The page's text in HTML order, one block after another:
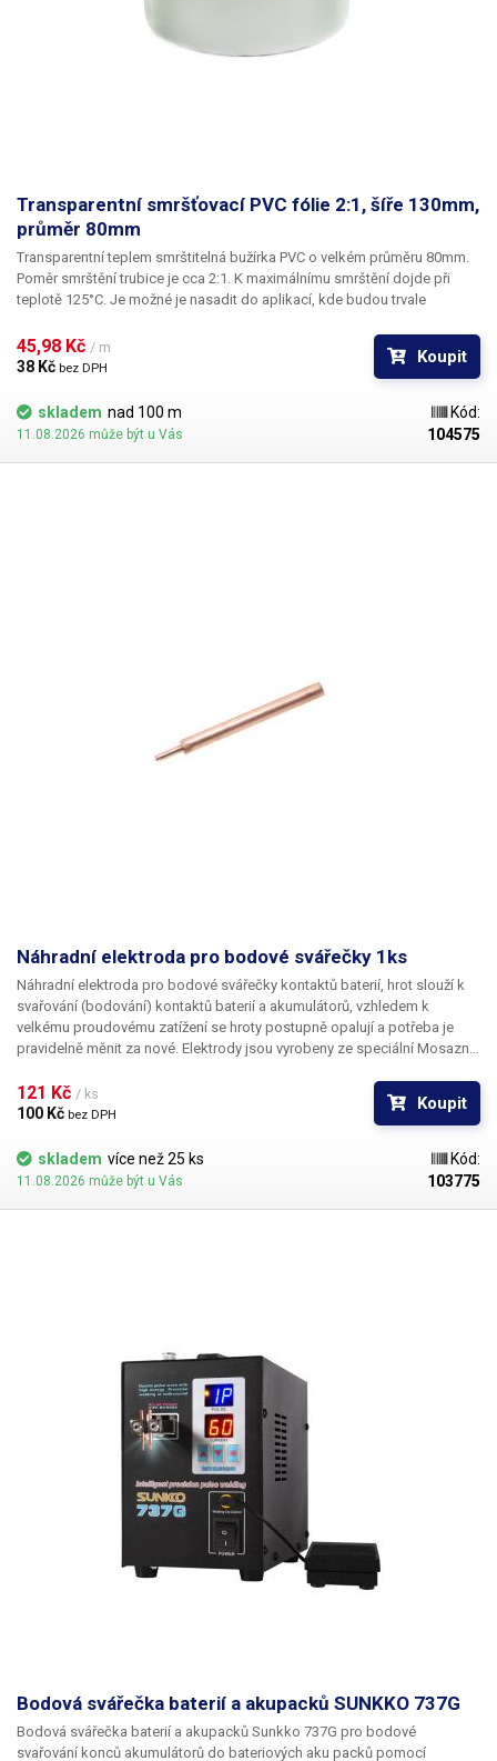
Transparentní smršťovací PVC fólie 2:1, šíře 130mm,
průměr 80mm
Transparentní teplem smrštitelná bužírka PVC o velkém průměru 80mm.
Poměr smrštění trubice je cca 2:1. K maximálnímu smrštění dojde při
teplotě 125°C. Je možné je nasadit do aplikací, kde budou trvale
elektroizolační materiál zaručující izolaci do napětí 600V.
Vnitřní průměr před smrštěním: 80mm Vnitřní průměr po smrštění: 40mm
Elektrická pevnost: 600V Max. pracovní teplota: 120°C Izolační napětí:
600V Materiál: PVC Barva: transparentní (průhledná) Pro snadné a rychlé
smrštění fólie doporučujeme použít horkovzdušnou pistoli, nebo
45,98 Kč / m
38 Kč bez DPH
Koupit
skladem nad 100 m
11.08.2026 může být u Vás
Kód:
104575
Náhradní elektroda pro bodové svářečky 1ks
Náhradní elektroda pro bodové svářečky kontaktů baterií, hrot slouží k
svařování (bodování) kontaktů baterií a akumulátorů, vzhledem k
velkému proudovému zatížení se hroty postupně opalují a potřeba je
pravidelně měnit za nové. Elektrody jsou vyrobeny ze speciální Mosazné
1ks
121 Kč / ks
100 Kč bez DPH
Koupit
skladem více než 25 ks
11.08.2026 může být u Vás
Kód:
103775
Bodová svářečka baterií a akupacků SUNKKO 737G
Bodová svářečka baterií a akupacků Sunkko 737G pro bodové
svařování konců akumulátorů do bateriových aku packů pomocí